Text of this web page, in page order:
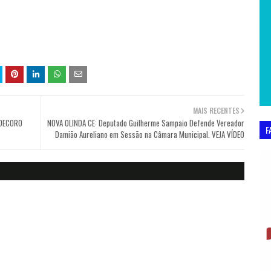
MAIS RECENTES
NOVA OLINDA CE: Deputado Guilherme Sampaio Defende Vereador
Damião Aureliano em Sessão na Câmara Municipal. VEJA VÍDEO